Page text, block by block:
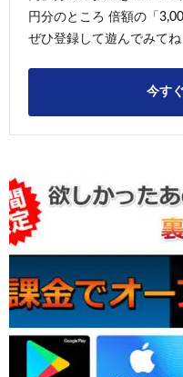
円分のところ 倍額の「
ぜひ登録して遊んでみてね
今す